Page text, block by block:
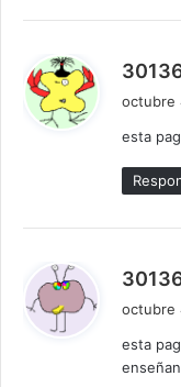
octubre
esta
octubre
esta